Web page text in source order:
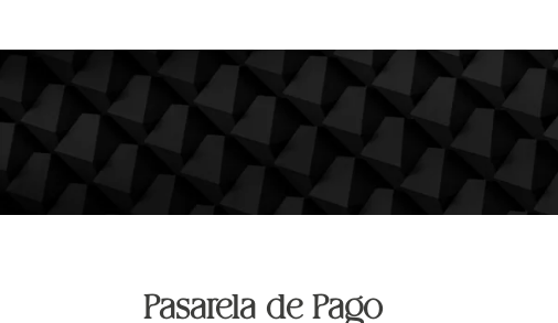
Pasarela de Pago